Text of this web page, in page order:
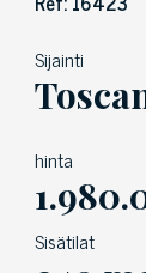
Sijainti
hinta
Sisätilat